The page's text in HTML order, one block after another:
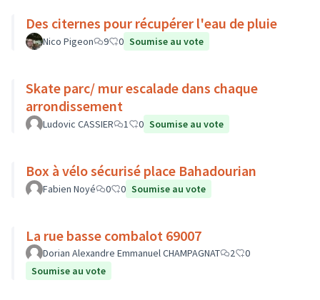
Des citernes pour récupérer l'eau de pluie
Nico Pigeon 9 0 Soumise au vote
Skate parc/ mur escalade dans chaque
arrondissement
Ludovic CASSIER 1 0 Soumise au vote
Box à vélo sécurisé place Bahadourian
Fabien Noyé 0 0 Soumise au vote
La rue basse combalot 69007
Dorian Alexandre Emmanuel CHAMPAGNAT 2
0
Soumise au vote